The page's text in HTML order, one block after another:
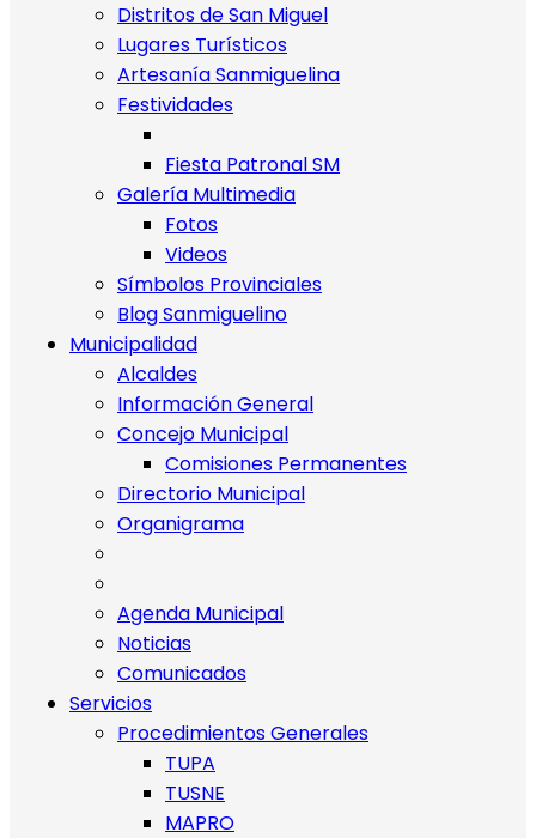
Distritos de San Miguel
Lugares Turísticos
Artesanía Sanmiguelina
Festividades
Fiesta Patronal SM
Galería Multimedia
Fotos
Videos
Símbolos Provinciales
Blog Sanmiguelino
Municipalidad
Alcaldes
Información General
Concejo Municipal
Comisiones Permanentes
Directorio Municipal
Organigrama
Agenda Municipal
Noticias
Comunicados
Servicios
Procedimientos Generales
TUPA
TUSNE
MAPRO